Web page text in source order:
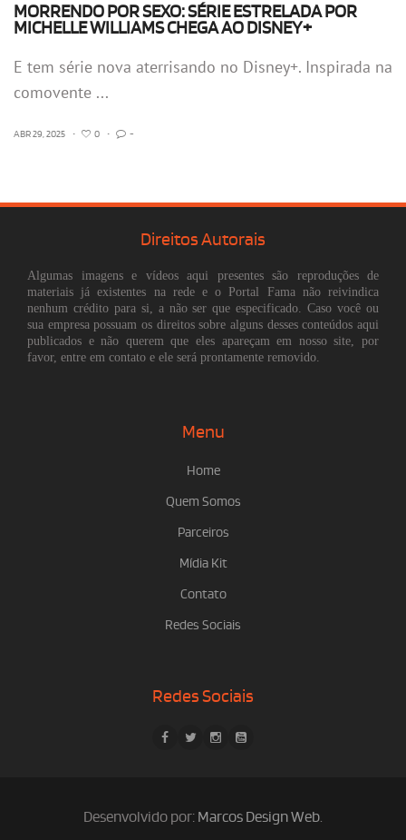
MORRENDO POR SEXO: SÉRIE ESTRELADA POR
MICHELLE WILLIAMS CHEGA AO DISNEY+
E tem série nova aterrisando no Disney+. Inspirada na
comovente ...
ABR 29, 2025 • 0 • -
Direitos Autorais
Algumas imagens e vídeos aqui presentes são reproduções de
materiais já existentes na rede e o Portal Fama não reivindica
nenhum crédito para si, a não ser que especificado. Caso você ou
sua empresa possuam os direitos sobre alguns desses conteúdos aqui
publicados e não querem que eles apareçam em nosso site, por
favor, entre em contato e ele será prontamente removido.
Menu
Home
Quem Somos
Parceiros
Mídia Kit
Contato
Redes Sociais
Redes Sociais
Desenvolvido por: Marcos Design Web.